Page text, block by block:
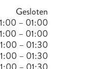
Gesloten
– 01:00
– 01:00
– 01:30
– 01:30